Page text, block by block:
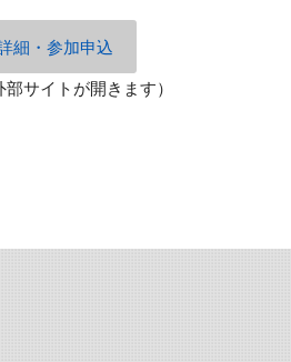
細・参加申込
部サイトが開きます）